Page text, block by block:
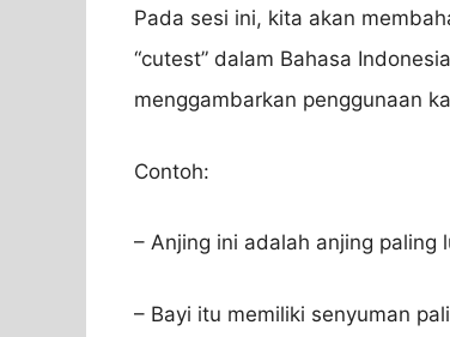
Pada sesi ini, kita akan
“cutest” dalam Bahasa
menggambarkan penggunaan
Contoh:
– Anjing ini adalah anjing paling
– Bayi itu memiliki senyuman